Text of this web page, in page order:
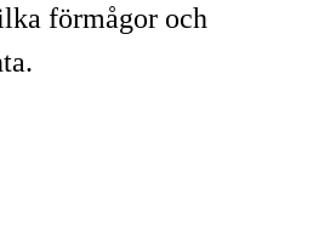
förmågor och